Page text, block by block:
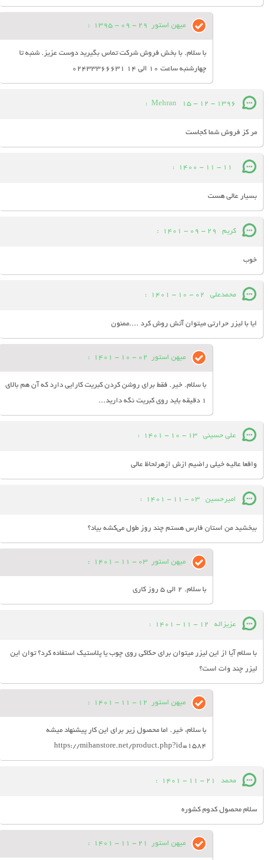
میهن استور 29 - 09 - 1395
:
با سلام. با بخش فروش شرکت تماس بگیرید دوست عزیز. شنبه تا
چهارشنبه ساعت 10 الی 14 02433366631
Mehran 15 - 12 - 1396
:
مر کز فروش شما کجاست
11 - 11 - 1400
:
بسیار عالی هست
کریم 29 - 09 - 1401
:
خوب
محمدعلی 02 - 10 - 1401
:
ایا با لیزر حرارتی میتوان آتش روش کرد ....ممنون
میهن استور 02 - 10 - 1401
:
با سلام. خیر. فقط برای روشن کردن کبریت کارایی دارد که آن هم بالای
1 دقیقه باید روی کبریت نگه دارید...
علی حسینی 13 - 10 - 1401
:
واقعا عالیه خیلی راضیم ازش ازهرلحاظ عالی
امیرحسین 03 - 11 - 1401
:
ببخشید من استان فارس هستم چند روز طول می‌کشه بیاد؟
میهن استور 03 - 11 - 1401
:
با سلام. 2 الی 5 روز کاری
عزیزاله 12 - 11 - 1401
:
با سلام آیا از این لیزر میتوان برای حکاکی روی چوب یا پلاستیک استفاده کرد؟ توان این
لیزر چند وات است؟
میهن استور 12 - 11 - 1401
:
با سلام، خیر. اما محصول‌ زیر برای این کار پیشنهاد میشه
https://mihanstore.net/product.php?id=1584
محمد 21 - 11 - 1401
:
سلام محصول کدوم کشوره
میهن استور 21 - 11 - 1401
: